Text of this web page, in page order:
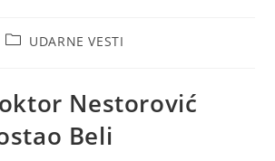
PostUDARNE VESTI
Nestorović
Beli